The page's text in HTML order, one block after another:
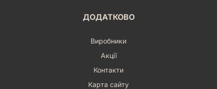
ДОДАТКОВО
Виробники
Акції
Контакти
Карта сайту